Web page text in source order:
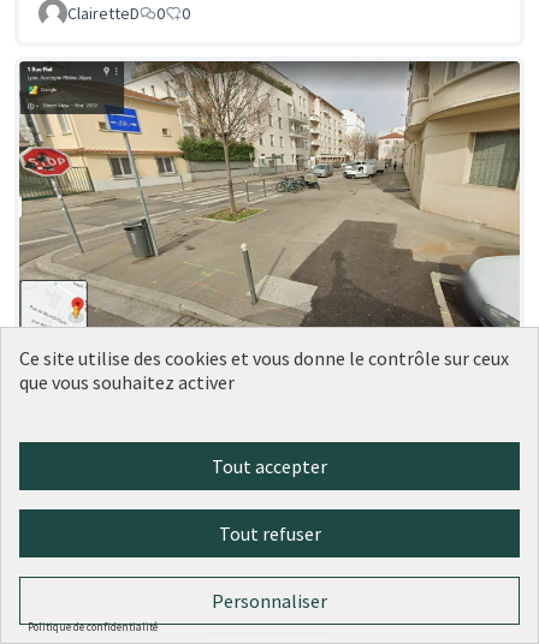
ClairetteD 0 0
Aménagement trottoir devant le 5
LM
1 0
Ce site utilise des cookies et vous donne le contrôle sur ceux
que vous souhaitez activer
Tout accepter
Tout refuser
Personnaliser
Politique de confidentialité